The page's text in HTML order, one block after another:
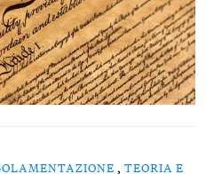
, TEORIA E